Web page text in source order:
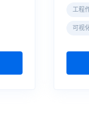
工程
可视